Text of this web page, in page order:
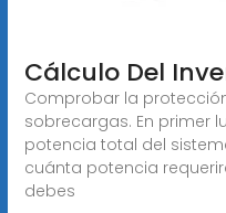
Cálculo Del
Comprobar la
sobrecargas. En primer
potencia total del
cuánta potencia
debes